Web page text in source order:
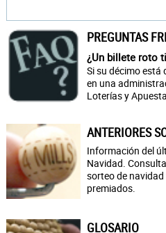
PREGUNTAS
¿Un billete roto
Si su décimo
en una
Loterías y
ANTERIORES
Información del
Navidad.
sorteo de
premiados.
GLOSARIO